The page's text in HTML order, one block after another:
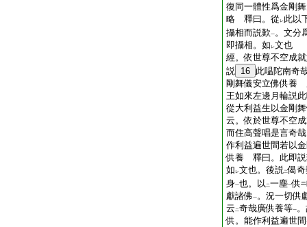
復同一體性爲金剛
略 釋曰。從 レ此以
攝相而説歎一。文分
即攝相。如 レ文也
經。依世尊不空成
説 16 此嗢陀南奇
剛舞儀安立佛供養
王如來左邊月輪説
從大利益生以金剛
云。依於世尊不空
而住高聲唱是言奇
作利益遍世間若以
供養 釋曰。此即説
如 レ文也。後説二偈
身一也。以 二一塵一供
獻諸佛一。況一切供
云 二奇哉廣供養等一
供。能作利益遍世間